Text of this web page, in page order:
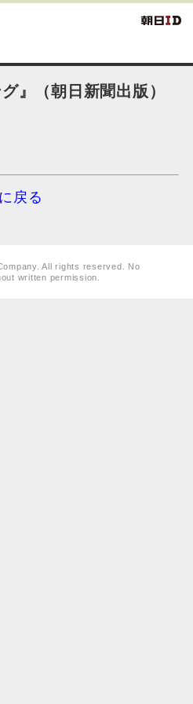
』（朝日新聞出版）
戻る
All rights reserved. No
written permission.